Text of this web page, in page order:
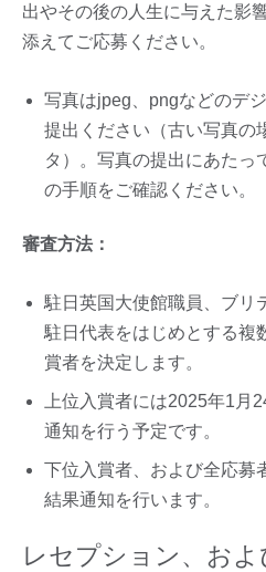
出やその後の人生に与えた影
添えてご応募ください。
写真はjpeg、pngなどのデ
提出ください（古い写真の
タ）。写真の提出にあたっ
の手順をご確認ください。
審査方法：
駐日英国大使館職員、ブリ
駐日代表をはじめとする複
賞者を決定します。
上位入賞者には2025年1月
通知を行う予定です。
下位入賞者、および全応募
結果通知を行います。
レセプション、お